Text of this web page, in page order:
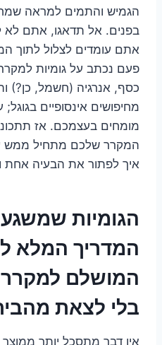
הגמיש והתמים למראה
בפנים. אל תדאגו, אתם לא
אתם עומדים לצלול לתוך
פעם נכתב על גומיות
כסף, אנרגיה (חשמל, כן?)
מחיפושים אינסופיים
מומחים בעצמכם. אז
המקרר שלכם מתחיל ממש
איך לפתור את הבעיה אחת
הגומיות
המדריך המלא
המושלם
בלי לצאת
אין דבר מתסכל יותר